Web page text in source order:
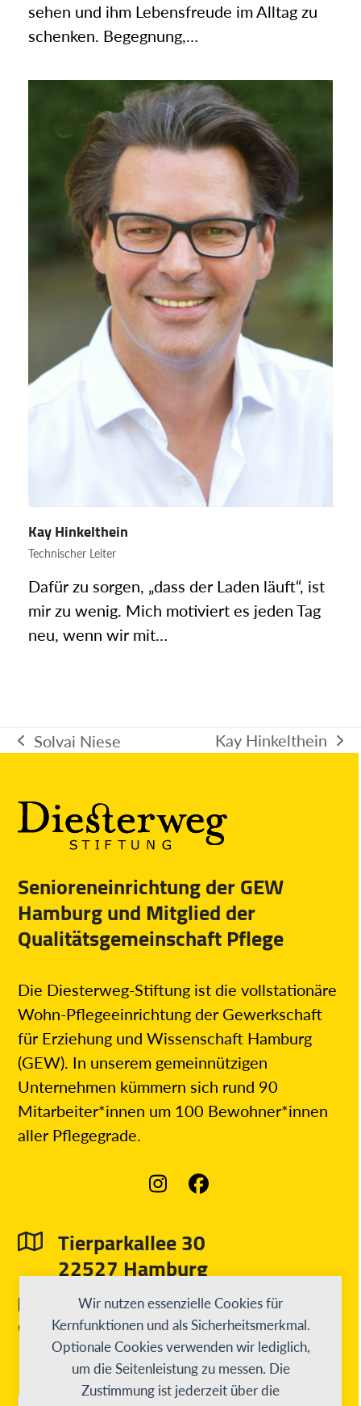
Wir nutzen essenzielle Cookies für
Kernfunktionen und als Sicherheitsmerkmal.
Optionale Cookies verwenden wir lediglich,
um die Seitenleistung zu messen. Die
Zustimmung ist jederzeit über die
sehen und ihm Lebensfreude im Alltag zu
schenken. Begegnung,…
Kay Hinkelthein
Technischer Leiter
Dafür zu sorgen, „dass der Laden läuft“, ist
mir zu wenig. Mich motiviert es jeden Tag
neu, wenn wir mit…
vorheriger
Solvai Niese
Nächster
Kay Hinkelthein
Senioreneinrichtung der GEW
Hamburg und Mitglied der
Qualitätsgemeinschaft Pflege
Die Diesterweg-Stiftung ist die vollstationäre
Wohn-Pflegeeinrichtung der Gewerkschaft
für Erziehung und Wissenschaft Hamburg
(GEW). In unserem gemeinnützigen
Unternehmen kümmern sich rund 90
Mitarbeiter*innen um 100 Bewohner*innen
aller Pflegegrade.
InstagramFacebook
Tierparkallee 30
22527 Hamburg
info@diesterweg-stiftung.de
040 31 97 55 3 - 0